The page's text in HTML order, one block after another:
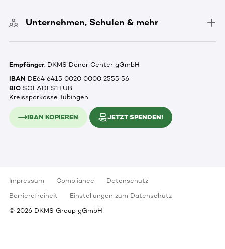
Unternehmen, Schulen & mehr
Empfänger: DKMS Donor Center gGmbH
IBAN DE64 6415 0020 0000 2555 56
BIC SOLADES1TUB
Kreissparkasse Tübingen
IBAN KOPIEREN JETZT SPENDEN!
Impressum Compliance
Datenschutz
Barrierefreiheit
Einstellungen zum Datenschutz
© 2026 DKMS Group gGmbH